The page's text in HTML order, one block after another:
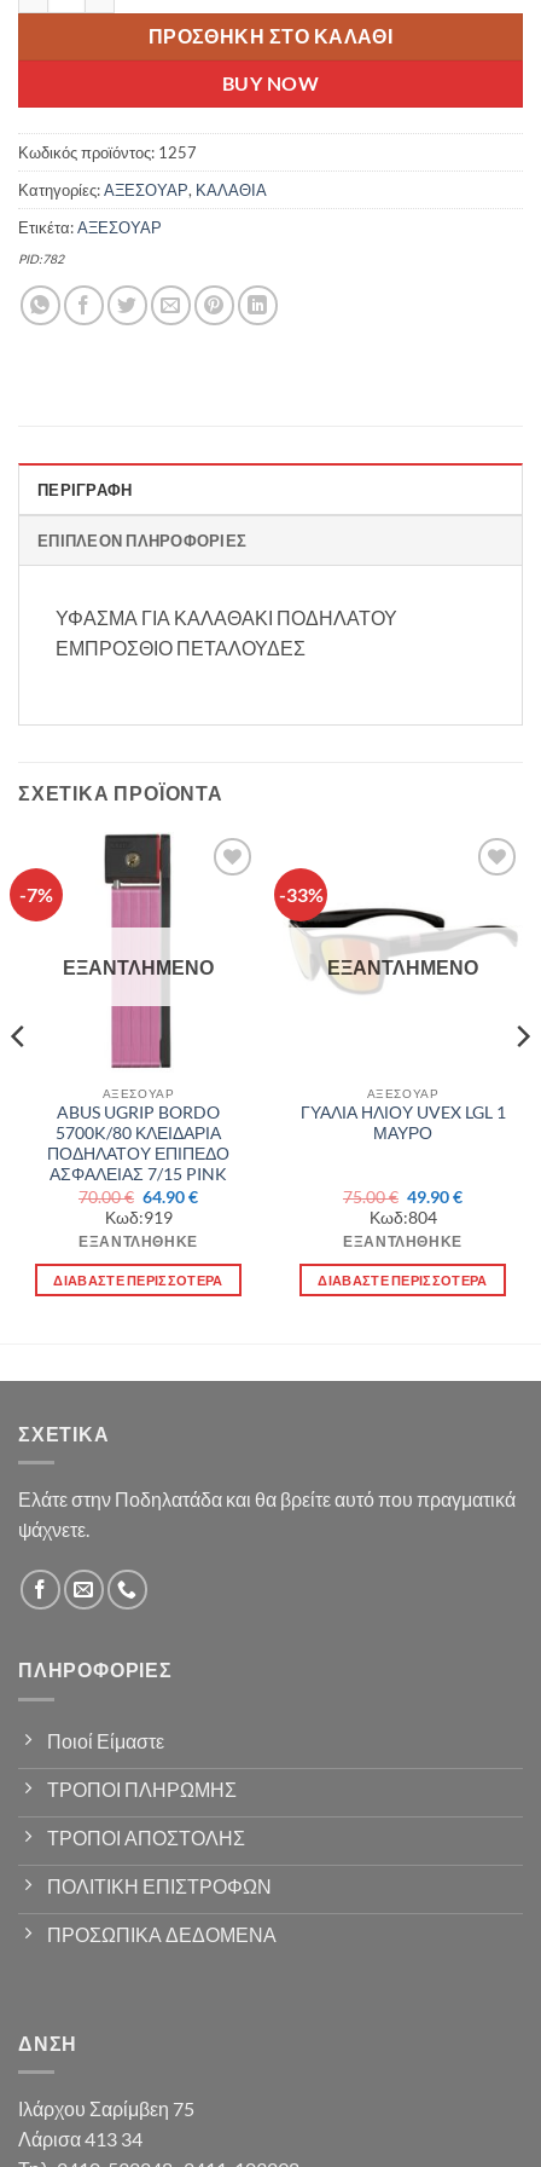
ΠΡΟΣΘΉΚΗ ΣΤΟ ΚΑΛΆΘΙ
BUY NOW
Κωδικός προϊόντος: 1257
Κατηγορίες:ΑΞΕΣΟΥΑΡ, ΚΑΛΑΘΙΑ
Ετικέτα:ΑΞΕΣΟΥΑΡ
PID:782
ΠΕΡΙΓΡΑΦΉ
ΕΠΙΠΛΈΟΝ ΠΛΗΡΟΦΟΡΊΕΣ
ΥΦΑΣΜΑ ΓΙΑ ΚΑΛΑΘΑΚΙ ΠΟΔΗΛΑΤΟΥ
ΕΜΠΡΟΣΘΙΟ ΠΕΤΑΛΟΥΔΕΣ
ΣΧΕΤΙΚΆ ΠΡΟΪΌΝΤΑ
-7%
ΕΞΑΝΤΛΗΜΈΝΟ
ΑΞΕΣΟΥΑΡ
ABUS UGRIP BORDO
5700K/80 ΚΛΕΙΔΑΡΙΑ
ΠΟΔΗΛΑΤΟΥ ΕΠΙΠΕΔΟ
ΑΣΦΑΛΕΙΑΣ 7/15 PINK
70.00€ Original
price
was:
70.00 €.
64.90€Η
Κωδ:919
ΕΞΑΝΤΛΉΘΗΚΕ
ΔΙΑΒΆΣΤΕ ΠΕΡΙΣΣΌΤΕΡΑ
-33%
επιθυμιών
ΕΞΑΝΤΛΗΜΈΝΟ
ΑΞΕΣΟΥΑΡ
ΓΥΑΛΙΑ ΗΛΙΟΥ UVEX LGL 1
ΜΑΥΡΟ
75.00€ Original
price
was:
75.00 €.
49.90€Η
Κωδ:804
ΕΞΑΝΤΛΉΘΗΚΕ
ΔΙΑΒΆΣΤΕ ΠΕΡΙΣΣΌΤΕΡΑ
ΣΧΕΤΙΚΆ
Ελάτε στην Ποδηλατάδα και θα βρείτε αυτό που πραγματικά
ψάχνετε.
ΠΛΗΡΟΦΟΡΊΕΣ
Ποιοί Είμαστε
ΤΡΟΠΟΙ ΠΛΗΡΩΜΗΣ
ΤΡΟΠΟΙ ΑΠΟΣΤΟΛΗΣ
ΠΟΛΙΤΙΚΗ ΕΠΙΣΤΡΟΦΩΝ
ΠΡΟΣΩΠΙΚΑ ΔΕΔΟΜΕΝΑ
ΔΝΣΗ
Ιλάρχου Σαρίμβεη 75
Λάρισα 413 34